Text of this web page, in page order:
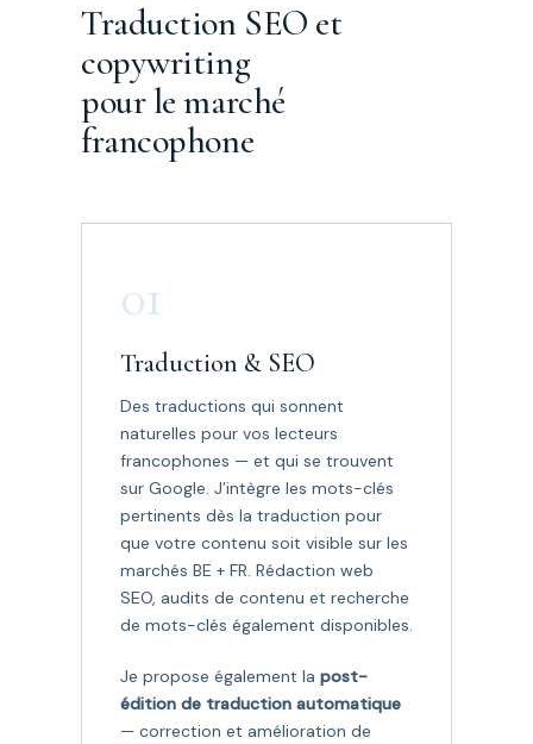
Traduction SEO et
copywriting
pour le marché
francophone
01
Traduction & SEO
Des traductions qui sonnent
naturelles pour vos lecteurs
francophones — et qui se trouvent
sur Google. J’intègre les mots-clés
pertinents dès la traduction pour
que votre contenu soit visible sur les
marchés BE + FR. Rédaction web
SEO, audits de contenu et recherche
de mots-clés également disponibles.
Je propose également la post-
édition de traduction automatique
— correction et amélioration de